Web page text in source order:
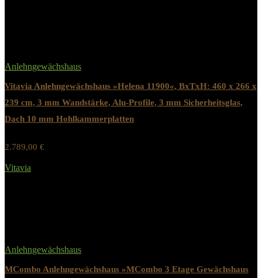
Anlehngewächshaus
Vitavia Anlehngewächshaus »Helena 11900«, BxTxH: 460 x 266 x
239 cm, 3 mm Wandstärke, Alu-Profile, 3 mm Sicherheitsglas,
Dach 10 mm Hohlkammerplatten
2.789,00 €
Vitavia
Anlehngewächshaus
MCombo Anlehngewächshaus »MCombo 3 Etage Gewächshaus